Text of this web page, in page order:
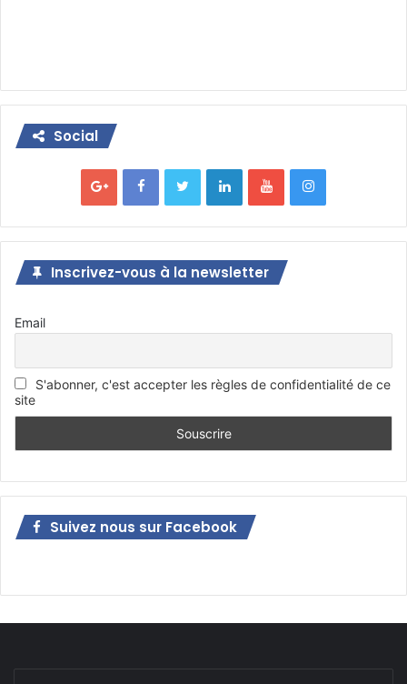
Social
Inscrivez-vous à la newsletter
Email
S'abonner, c'est accepter les règles de confidentialité de ce
site
Suivez nous sur Facebook